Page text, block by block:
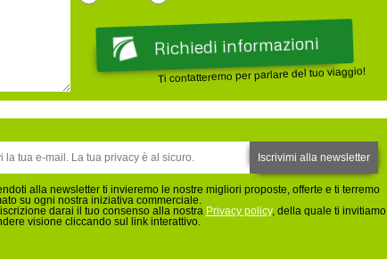
Ti contatteremo per parlare del tuo viaggio!
alla newsletter ti invieremo le nostre migliori proposte, offerte e ti terremo
su ogni nostra iniziativa commerciale.
darai il tuo consenso alla nostra Privacy policy, della quale ti invitiamo
visione cliccando sul link interattivo.